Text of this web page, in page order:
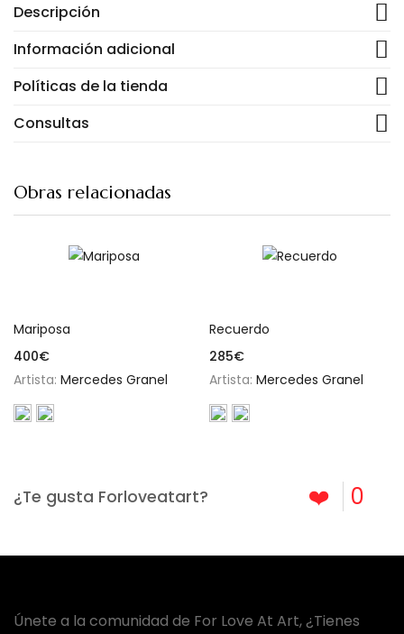
Descripción
Información adicional
Políticas de la tienda
Consultas
Obras relacionadas
Mariposa
400€
Artista: Mercedes Granel
Recuerdo
285€
Artista: Mercedes Granel
¿Te gusta Forloveatart? ❤️ 0
Únete a la comunidad de For Love At Art, ¿Tienes